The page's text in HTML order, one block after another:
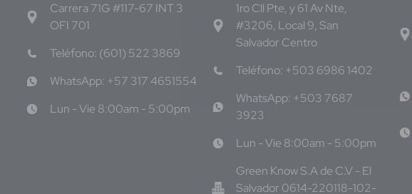
Carrera 71G #117-67 INT 3
OFI 701
Teléfono: (601) 522 3869
WhatsApp: +57 317 4651554
Lun - Vie 8:00am - 5:00pm
1ro Cll Pte, y 61 Av Nte,
#3206, Local 9, San
Salvador Centro
Teléfono: +503 6986 1402
WhatsApp: +503 7687
3923
Lun - Vie 8:00am - 5:00pm
Green Know S.A de C.V - El
Salvador 0614-220118-102-